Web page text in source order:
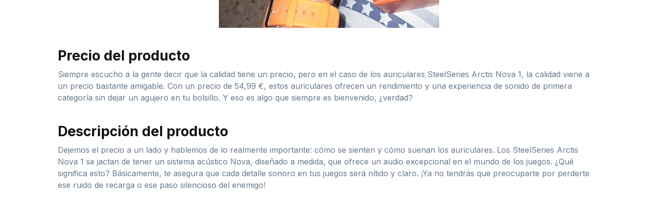
Precio del producto
Siempre escucho a la gente decir que la calidad tiene un precio, pero en el caso de los auriculares SteelSeries Arctis Nova 1, la calidad viene a
un precio bastante amigable. Con un precio de 54,99 €, estos auriculares ofrecen un rendimiento y una experiencia de sonido de primera
categoría sin dejar un agujero en tu bolsillo. Y eso es algo que siempre es bienvenido, ¿verdad?
Descripción del producto
Dejemos el precio a un lado y hablemos de lo realmente importante: cómo se sienten y cómo suenan los auriculares. Los SteelSeries Arctis
Nova 1 se jactan de tener un sistema acústico Nova, diseñado a medida, que ofrece un audio excepcional en el mundo de los juegos. ¿Qué
significa esto? Básicamente, te asegura que cada detalle sonoro en tus juegos será nítido y claro. ¡Ya no tendrás que preocuparte por perderte
ese ruido de recarga o ese paso silencioso del enemigo!